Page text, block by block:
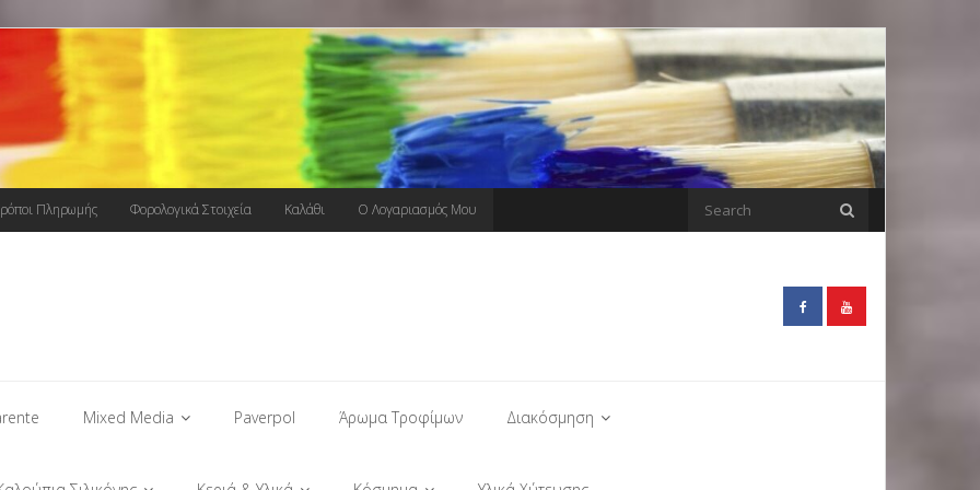
Πληρωμής Φορολογικά Στοιχεία Καλάθι Ο Λογαριασμός Μου
Mixed Media Paverpol Άρωμα Τροφίμων Διακόσμηση